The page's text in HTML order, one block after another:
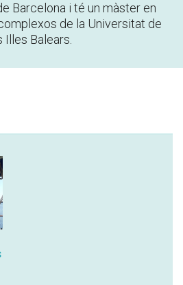
Barcelona i té un màster en
de la Universitat de
Illes Balears.